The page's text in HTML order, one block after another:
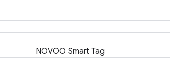
NOVOO Smart Tag